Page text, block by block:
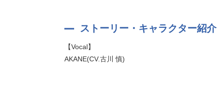
ストーリー・キャラクター紹介
【Vocal】
AKANE(CV.古川 慎)